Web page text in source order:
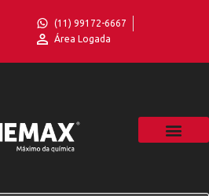
(11) 99172-6667
Área Logada